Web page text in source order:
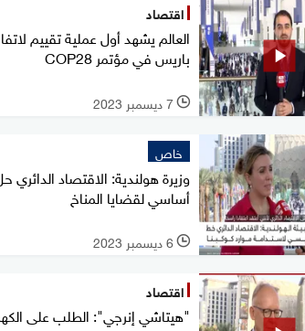
اقتصاد
العالم يشهد أول عملية تقييم
باريس في مؤتمر COP28
l 7 ديسمبر 2023
خاص
وزيرة هولندية: الاقتصاد الدائري
أساسي لقضايا المناخ
l 6 ديسمبر 2023
اقتصاد
"هيتاشي إنرجي": الطلب على